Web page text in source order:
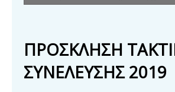
ΠΡΟΣΚΛΗΣΗ
ΣΥΝΕΛΕΥΣΗΣ 2019